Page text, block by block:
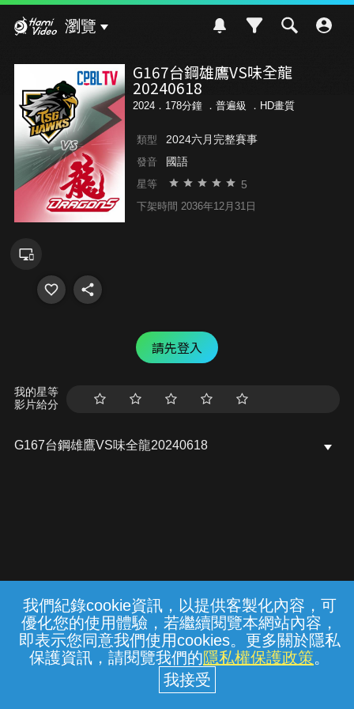
我們紀錄cookie資訊，以提供客製化內容，可
優化您的使用體驗，若繼續閱覽本網站內容，
即表示您同意我們使用cookies。更多關於隱私
保護資訊，請閱覽我們的隱私權保護政策。
瀏覽
G167台鋼雄鷹VS味全龍
20240618
2024．178分鐘 ． 普遍級 ．HD畫質
類型 2024六月完整賽事
發音 國語
星等 5
下架時間 2036年12月31日
請先登入
我的星等
影片給分
G167台鋼雄鷹VS味全龍20240618
常見問題 線上客服 服務條款 隱私權保護
中華電信股份有限公司個人家庭分公司
(統一編號：96979949) © 2026
{{notifyMsg}}